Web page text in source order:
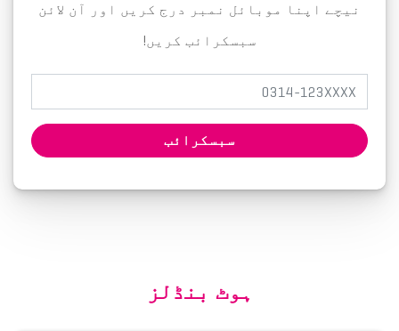
نیچے اپنا موبائل نمبر درج کریں اور آن لائن
سبسکرائب کریں!
سبسکرائب
ہوٹ بنڈلز